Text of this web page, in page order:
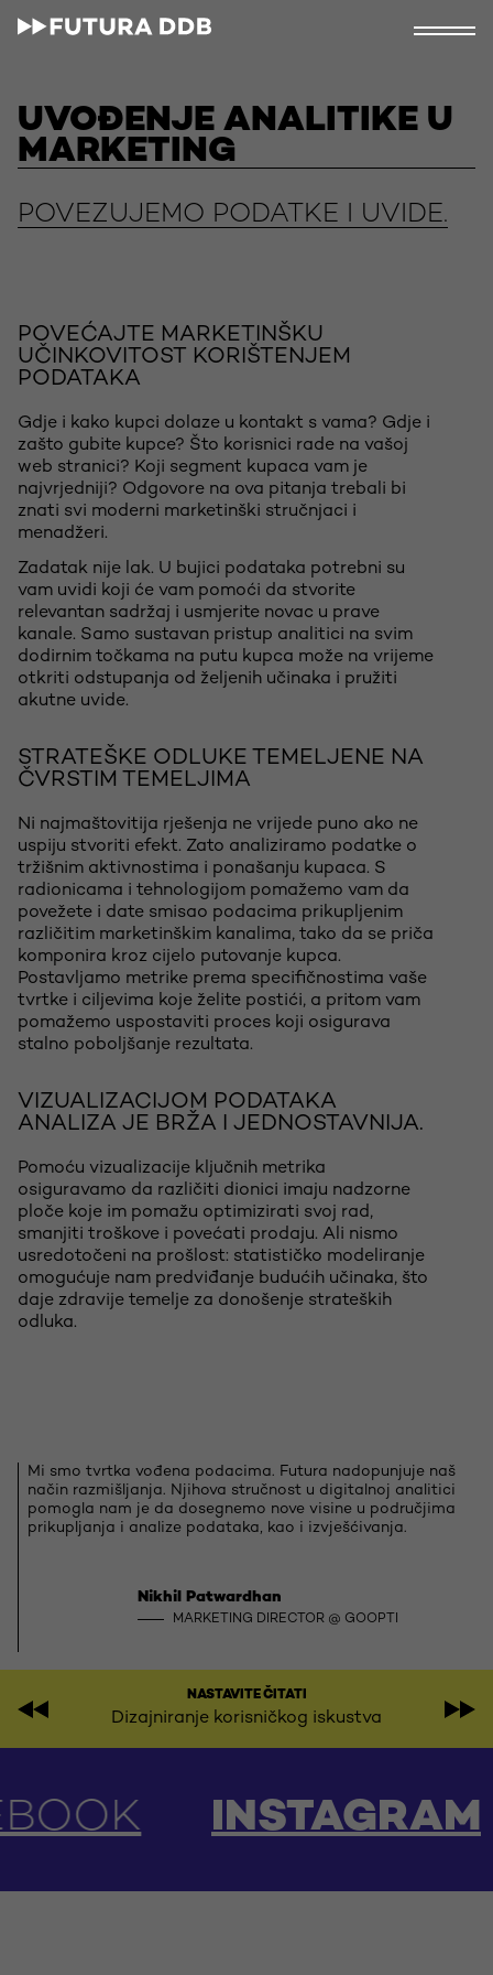
UVOĐENJE ANALITIKE U
MARKETING
POVEZUJEMO PODATKE I UVIDE.
POVEĆAJTE MARKETINŠKU
UČINKOVITOST KORIŠTENJEM
PODATAKA
Gdje i kako kupci dolaze u kontakt s vama? Gdje i
zašto gubite kupce? Što korisnici rade na vašoj
web stranici? Koji segment kupaca vam je
najvrjedniji? Odgovore na ova pitanja trebali bi
znati svi moderni marketinški stručnjaci i
menadžeri.
Zadatak nije lak. U bujici podataka potrebni su
vam uvidi koji će vam pomoći da stvorite
relevantan sadržaj i usmjerite novac u prave
kanale. Samo sustavan pristup analitici na svim
dodirnim točkama na putu kupca može na vrijeme
otkriti odstupanja od željenih učinaka i pružiti
akutne uvide.
STRATEŠKE ODLUKE TEMELJENE NA
ČVRSTIM TEMELJIMA
Ni najmaštovitija rješenja ne vrijede puno ako ne
uspiju stvoriti efekt. Zato analiziramo podatke o
tržišnim aktivnostima i ponašanju kupaca. S
radionicama i tehnologijom pomažemo vam da
povežete i date smisao podacima prikupljenim
različitim marketinškim kanalima, tako da se priča
komponira kroz cijelo putovanje kupca.
Postavljamo metrike prema specifičnostima vaše
tvrtke i ciljevima koje želite postići, a pritom vam
pomažemo uspostaviti proces koji osigurava
stalno poboljšanje rezultata.
VIZUALIZACIJOM PODATAKA
ANALIZA JE BRŽA I JEDNOSTAVNIJA.
Pomoću vizualizacije ključnih metrika
osiguravamo da različiti dionici imaju nadzorne
ploče koje im pomažu optimizirati svoj rad,
smanjiti troškove i povećati prodaju. Ali nismo
usredotočeni na prošlost: statističko modeliranje
omogućuje nam predviđanje budućih učinaka, što
daje zdravije temelje za donošenje strateških
odluka.
Mi smo tvrtka vođena podacima. Futura nadopunjuje naš
način razmišljanja. Njihova stručnost u digitalnoj analitici
pomogla nam je da dosegnemo nove visine u područjima
prikupljanja i analize podataka, kao i izvješćivanja.
Nikhil Patwardhan
MARKETING DIRECTOR @ GOOPTI
NASTAVITE ČITATI
Dizajniranje korisničkog iskustva